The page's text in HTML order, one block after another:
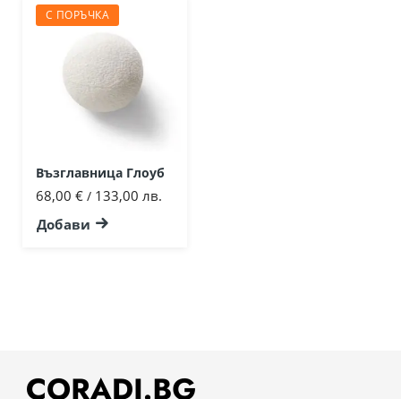
С ПОРЪЧКА
Възглавница Глоуб
68,00 € / 133,00 лв.
Добави